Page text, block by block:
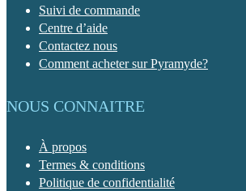
Suivi de commande
Centre d’aide
Contactez nous
Comment acheter sur Pyramyde?
NOUS CONNAITRE
À propos
Termes & conditions
Politique de confidentialité